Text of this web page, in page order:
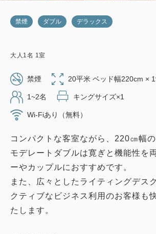
禁煙 ダブル デラックス
大人 1 名 1 室
禁煙 20平米 ベッド幅220cm ×
1~2名 キングサイズ×1
Wi-Fiあり（無料）
コンパクトな客室ながら、220㎝幅
モデレートダブルは寛ぎと機能性を
ーやカップルにおすすめです。
また、広々としたライティングデス
クティブなビジネス利用のお客様も
たします。